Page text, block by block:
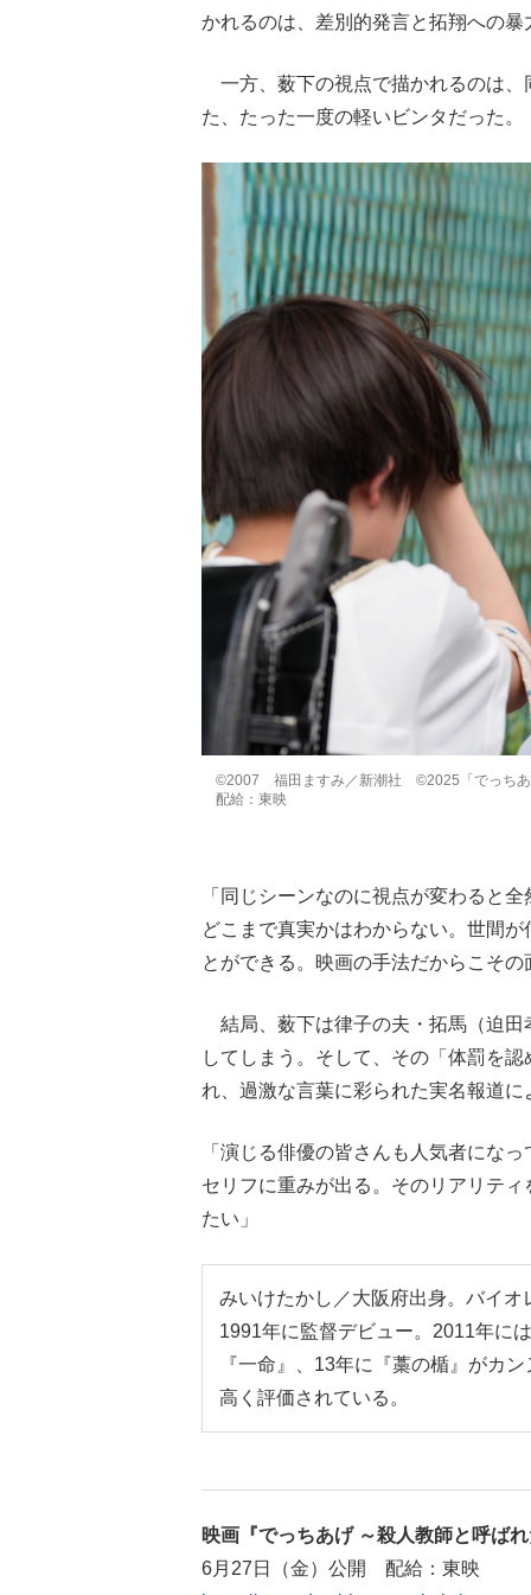
かれるのは、差別的発言と拓翔への
一方、薮下の視点で描かれるのは、
た、たった一度の軽いビンタだった。
©2007 福田ますみ／新潮社 ©2025「でっち
配給：東映
「同じシーンなのに視点が変わると
どこまで真実かはわからない。世間
とができる。映画の手法だからこその
結局、薮下は律子の夫・拓馬（迫田
してしまう。そして、その「体罰を
れ、過激な言葉に彩られた実名報道
「演じる俳優の皆さんも人気者にな
セリフに重みが出る。そのリアリテ
たい」
みいけたかし／大阪府出身。バイ
1991年に監督デビュー。2011年に
『一命』、13年に『藁の楯』がカ
高く評価されている。
映画『でっちあげ ～殺人教師と呼ば
6月27日（金）公開 配給：東映